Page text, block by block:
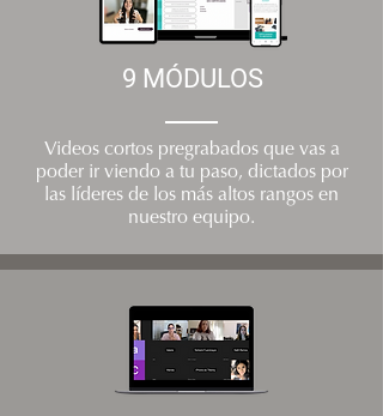
9 MÓDULOS
Videos cortos pregrabados que vas a
poder ir viendo a tu paso, dictados por
las líderes de los más altos rangos en
nuestro equipo.